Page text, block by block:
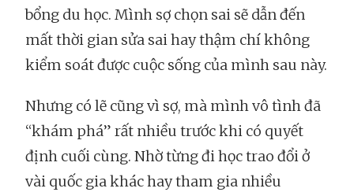
bổng du học. Mình sợ chọn sai sẽ dẫn đến
mất thời gian sửa sai hay thậm chí không
kiểm soát được cuộc sống của mình sau này.
Nhưng có lẽ cũng vì sợ, mà mình vô tình đã
“khám phá” rất nhiều trước khi có quyết
định cuối cùng. Nhờ từng đi học trao đổi ở
vài quốc gia khác hay tham gia nhiều